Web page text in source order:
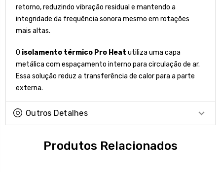
retorno, reduzindo vibração residual e mantendo a
integridade da frequência sonora mesmo em rotações
mais altas.
O isolamento térmico Pro Heat utiliza uma capa
metálica com espaçamento interno para circulação de ar.
Essa solução reduz a transferência de calor para a parte
externa.
Outros Detalhes
Produtos Relacionados